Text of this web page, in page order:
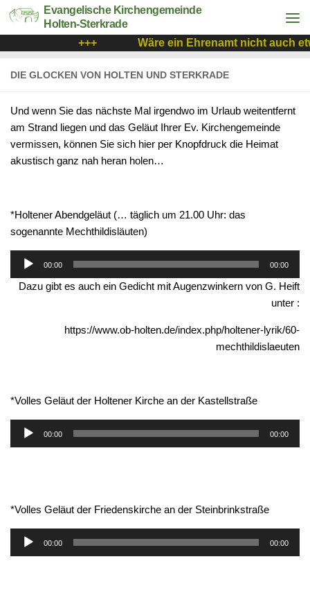
Evangelische Kirchengemeinde
Holten-Sterkrade
+++
Wäre ein Ehrenamt nicht auch
DIE GLOCKEN VON HOLTEN UND STERKRADE
Und wenn Sie das nächste Mal irgendwo im Urlaub weitentfernt
am Strand liegen und das Geläut Ihrer Ev. Kirchengemeinde
vermissen, können Sie sich hier per Knopfdruck die Heimat
akustisch ganz nah heran holen…
*Holtener Abendgeläut (… täglich um 21.00 Uhr: das
sogenannte Mechthildisläuten)
Audio-
00:00 00:00
Dazu gibt es auch ein Gedicht mit Augenzwinkern von G. Heift
unter :
https://www.ob-holten.de/index.php/holtener-lyrik/60-
mechthildislaeuten
*Volles Geläut der Holtener Kirche an der Kastellstraße
Audio-
00:00 00:00
*Volles Geläut der Friedenskirche an der Steinbrinkstraße
Audio-
00:00 00:00